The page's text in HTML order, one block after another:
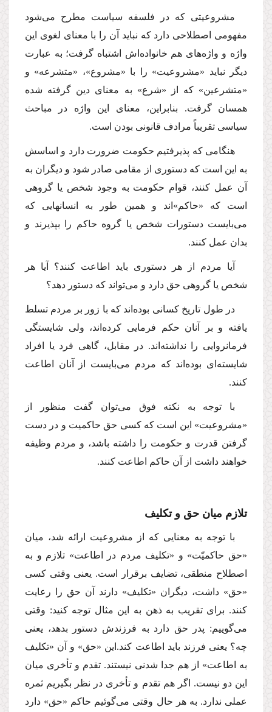
مشروعیتى كه در فلسفه سیاست مطرح مى‌شود
مفهومى اصطلاحى دارد كه نباید آن را با معناى لغوى این
واژه و واژه‌هاى هم خانواده‌اش اشتباه گرفت؛ به عبارت
دیگر نباید «مشروعیت» را با «مشروع»، «متشرعه» و
«متشرعین» كه از «شرع» به معناى دین گرفته شده
همسان گرفت. بنابراین، معناى این واژه در مباحث
سیاسى تقریباً مرادف قانونى بودن است.
هنگامى كه پذیرفتیم حكومت ضرورت دارد و اساسش
به این است كه دستورى از مقامى صادر شود و دیگران به
آن عمل كنند، قوام حكومت به وجود شخص یا گروهى
است كه «حاكم»اند و همین طور به انسانهایى كه
مى‌بایست دستورات شخص یا گروه حاكم را بپذیرند و
بدان عمل كنند.
آیا مردم از هر دستورى باید اطاعت كنند؟ آیا هر
شخص یا گروهى حق دارد و مى‌تواند كه دستور دهد؟
در طول تاریخ كسانى بوده‌اند كه با زور بر مردم تسلط
یافته و بر آنان حكم فرمایى كرده‌اند، ولى شایستگى
فرمانروایى را نداشته‌اند. در مقابل، گاهى فرد یا افراد
شایسته‌اى بوده‌اند كه مردم مى‌بایست از آنان اطاعت
كنند.
با توجه به نكته فوق مى‌توان گفت منظور از
«مشروعیت» این است كه كسى حق حاكمیت و در دست
گرفتن قدرت و حكومت را داشته باشد، و مردم وظیفه
خواهند داشت از آن حاكم اطاعت كنند.
تلازم میان حق و تكلیف
با توجه به معنایى كه از مشروعیت ارائه شد، میان
«حق حاكمیّت» و «تكلیف مردم در اطاعت» تلازم و به
اصطلاح منطقى، تضایف برقرار است. یعنى وقتى كسى
«حق» داشت، دیگران «تكلیف» دارند آن حق را رعایت
كنند. براى تقریب به ذهن به این مثال توجه كنید: وقتى
مى‌گوییم: پدر حق دارد به فرزندش دستور بدهد، یعنى
چه؟ یعنى فرزند باید اطاعت كند.این «حق» و آن «تكلیف
به اطاعت» از هم جدا شدنى نیستند. تقدم و تأخرى میان
این دو نیست. اگر هم تقدم و تأخرى در نظر بگیریم ثمره
عملى ندارد. به هر حال وقتى مى‌گوئیم حاكم «حق» دارد